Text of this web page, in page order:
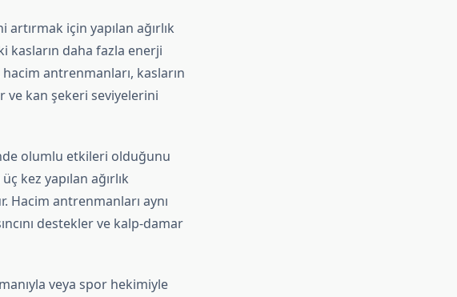
için yapılan ağırlık
kasların daha fazla enerji
hacim antrenmanları, kasların
ve kan şekeri seviyelerini
olumlu etkileri olduğunu
kez yapılan ağırlık
Hacim antrenmanları aynı
destekler ve kalp-damar
veya spor hekimiyle